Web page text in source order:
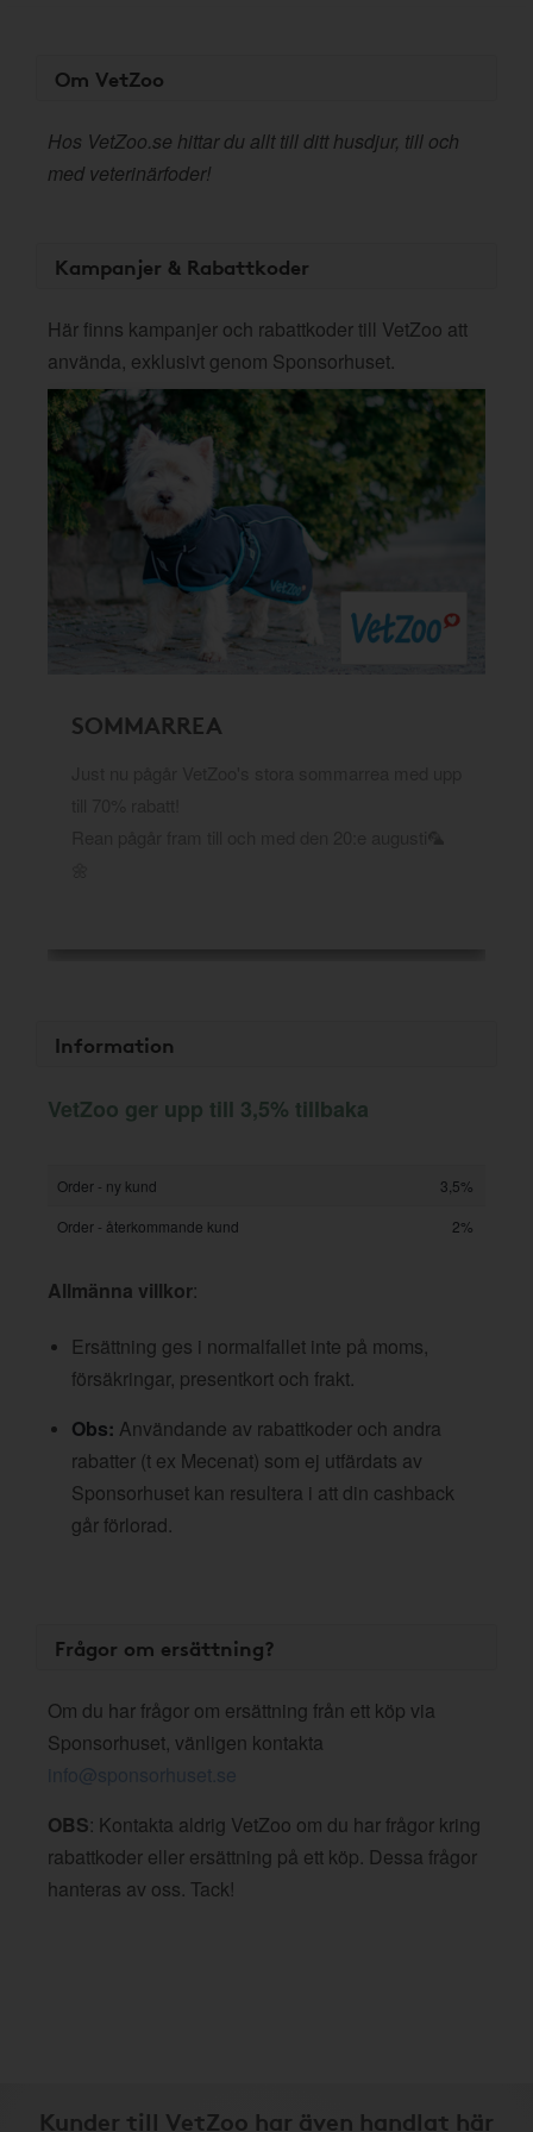
Om VetZoo
Hos VetZoo.se hittar du allt till ditt husdjur, till och
med veterinärfoder!
Kampanjer & Rabattkoder
Här finns kampanjer och rabattkoder till VetZoo att
använda, exklusivt genom Sponsorhuset.
SOMMARREA
Information
VetZoo ger upp till 3,5% tillbaka
Order - ny kund
3,5%
Order - återkommande kund
2%
Allmänna villkor:
Ersättning ges i normalfallet inte på moms,
försäkringar, presentkort och frakt.
Obs: Användande av rabattkoder och andra
rabatter (t ex Mecenat) som ej utfärdats av
Sponsorhuset kan resultera i att din cashback
går förlorad.
Frågor om ersättning?
Om du har frågor om ersättning från ett köp via
Sponsorhuset, vänligen kontakta
info@sponsorhuset.se
OBS: Kontakta aldrig VetZoo om du har frågor kring
rabattkoder eller ersättning på ett köp. Dessa frågor
hanteras av oss. Tack!
Kunder till VetZoo har även handlat här